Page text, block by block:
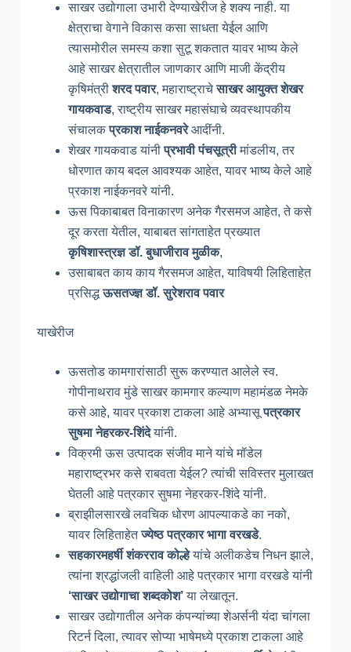
साखर उद्योगाला उभारी देण्याखेरीज हे शक्य नाही. या
क्षेत्राचा वेगाने विकास कसा साधता येईल आणि
त्यासमोरील समस्य कशा सुटू शकतात यावर भाष्य केले
आहे साखर क्षेत्रातील जाणकार आणि माजी केंद्रीय
कृषिमंत्रीशरद पवार, महाराष्ट्राचेसाखर आयुक्त शेखर
गायकवाड, राष्ट्रीय साखर महासंघाचे व्यवस्थापकीय
संचालकप्रकाश नाईकनवरेआदींनी.
शेखर गायकवाड यांनीप्रभावी पंचसूत्रीमांडलीय, तर
धोरणात काय बदल आवश्यक आहेत, यावर भाष्य केले आहे
प्रकाश नाईकनवरे यांनी.
ऊस पिकाबाबत विनाकारण अनेक गैरसमज आहेत, ते कसे
दूर करता येतील, याबाबत सांगताहेत प्रख्यात
कृषिशास्त्रज्ञ डॉ. बुधाजीराव मुळीक,
उसाबाबत काय काय गैरसमज आहेत, याविषयी लिहिताहेत
प्रसिद्धऊसतज्ज्ञ डॉ. सुरेशराव पवार
याखेरीज
ऊसतोड कामगारांसाठी सुरू करण्यात आलेले स्व.
गोपीनाथराव मुंडे साखर कामगार कल्याण महामंडळ नेमके
कसे आहे, यावर प्रकाश टाकला आहे अभ्यासूपत्रकार
सुषमा नेहरकर-शिंदेयांनी.
विक्रमी ऊस उत्पादक संजीव माने यांचे मॉडेल
महाराष्ट्रभर कसे राबवता येईल? त्यांची सविस्तर मुलाखत
घेतली आहे पत्रकार सुषमा नेहरकर-शिंदे यांनी.
ब्राझीलसारखे लवचिक धोरण आपल्याकडे का नको,
यावर लिहिताहेतज्येष्ठ पत्रकार भागा वरखडे.
सहकारमहर्षी शंकरराव कोल्हेयांचे अलीकडेच निधन झाले,
त्यांना श्रद्धांजली वाहिली आहे पत्रकार भागा वरखडे यांनी
‘साखर उद्योगाचा शब्दकोश’या लेखातून.
साखर उद्योगातील अनेक कंपन्यांच्या शेअर्सनी यंदा चांगला
रिटर्न दिला, त्यावर सोप्या भाषेमध्ये प्रकाश टाकला आहे